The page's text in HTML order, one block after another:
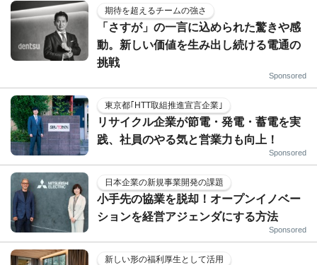
期待を超えるチームの強さ
「さすが」の一言に込められた驚きや感
動。新しい価値を生み出し続ける電通の
挑戦
Sponsored
東京都｢HTT取組推進宣言企業｣
リサイクル企業が節電・発電・蓄電を実
践、社員のやる気と営業力も向上！
Sponsored
日本企業の新規事業開発の課題
小手先の協業を脱却！オープンイノベー
ションを経営アジェンダにする方法
Sponsored
新しい形の福利厚生として活用